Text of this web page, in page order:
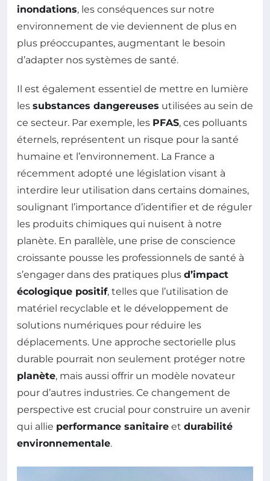
inondations, les conséquences sur notre
environnement de vie deviennent de plus en
plus préoccupantes, augmentant le besoin
d’adapter nos systèmes de santé.
Il est également essentiel de mettre en lumière
les substances dangereuses utilisées au sein de
ce secteur. Par exemple, les PFAS, ces polluants
éternels, représentent un risque pour la santé
humaine et l’environnement. La France a
récemment adopté une législation visant à
interdire leur utilisation dans certains domaines,
soulignant l’importance d’identifier et de réguler
les produits chimiques qui nuisent à notre
planète. En parallèle, une prise de conscience
croissante pousse les professionnels de santé à
s’engager dans des pratiques plus d’impact
écologique positif, telles que l’utilisation de
matériel recyclable et le développement de
solutions numériques pour réduire les
déplacements. Une approche sectorielle plus
durable pourrait non seulement protéger notre
planète, mais aussi offrir un modèle novateur
pour d’autres industries. Ce changement de
perspective est crucial pour construire un avenir
qui allie performance sanitaire et durabilité
environnementale.